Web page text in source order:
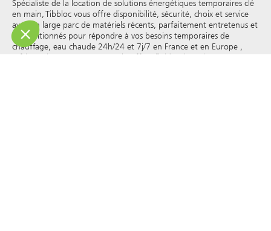
Spécialiste de la location de solutions énergétiques temporaires clé
en main, Tibbloc vous offre disponibilité, sécurité, choix et service
avec un large parc de matériels récents, parfaitement entretenus et
reconditionnés pour répondre à vos besoins temporaires de
chauffage, eau chaude 24h/24 et 7j/7 en France et en Europe ,
réfrigération, vapeur, eau surchauffée, fluides thermiques et autres.